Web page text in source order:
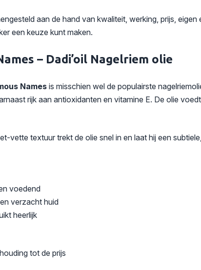
aan de hand van kwaliteit, werking, prijs,
een keuze kunt maken.
– Dadi’oil Nagelriem olie
Names is misschien wel de populairste
rijk aan antioxidanten en vitamine E. De olie
vette textuur trekt de olie snel in en laat hij een
voedend
verzacht huid
heerlijk
tot de prijs